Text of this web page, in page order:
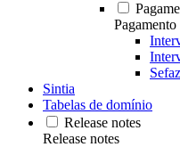
Sefaz
Sintia
Tabelas de domínio
Release notes
Release notes